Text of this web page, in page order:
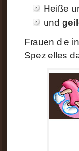
Heiße
und
Frauen die
Spezielles